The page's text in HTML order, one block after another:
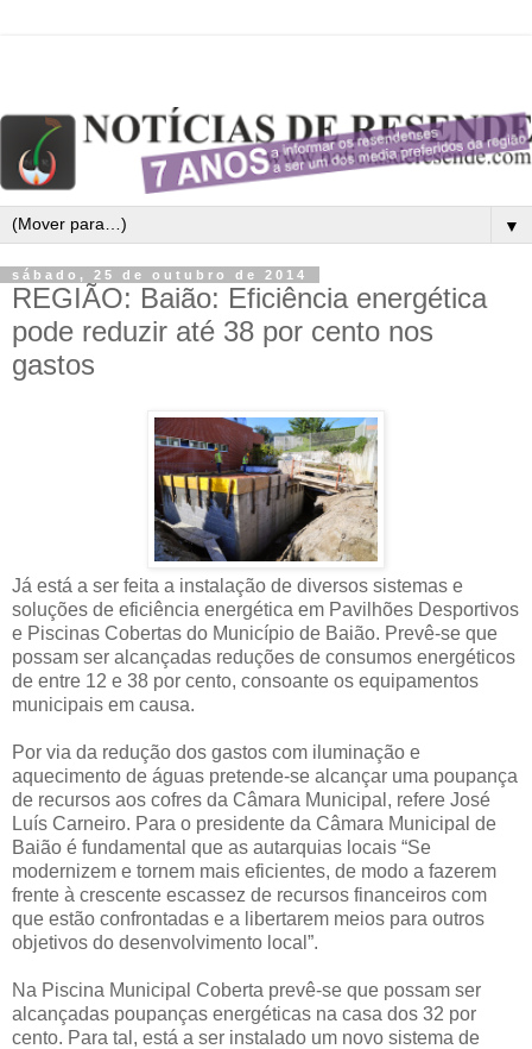
▼
sábado, 25 de outubro de 2014
REGIÃO: Baião: Eficiência energética
pode reduzir até 38 por cento nos
gastos
Já está a ser feita a instalação de diversos sistemas e
soluções de eficiência energética em Pavilhões Desportivos
e Piscinas Cobertas do Município de Baião. Prevê-se que
possam ser alcançadas reduções de consumos energéticos
de entre 12 e 38 por cento, consoante os equipamentos
municipais em causa.
Por via da redução dos gastos com iluminação e
aquecimento de águas pretende-se alcançar uma poupança
de recursos aos cofres da Câmara Municipal, refere José
Luís Carneiro. Para o presidente da Câmara Municipal de
Baião é fundamental que as autarquias locais “Se
modernizem e tornem mais eficientes, de modo a fazerem
frente à crescente escassez de recursos financeiros com
que estão confrontadas e a libertarem meios para outros
objetivos do desenvolvimento local”.
Na Piscina Municipal Coberta prevê-se que possam ser
alcançadas poupanças energéticas na casa dos 32 por
cento. Para tal, está a ser instalado um novo sistema de